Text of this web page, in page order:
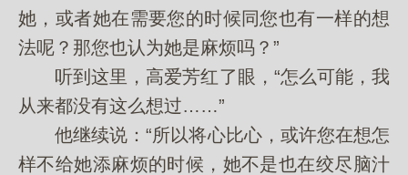
她，或者她在需要您的时候同您也有一样的想
法呢？那您也认为她是麻烦吗？”
听到这里，高爱芳红了眼，“怎么可能，我
从来都没有这么想过……”
他继续说：“所以将心比心，或许您在想怎
样不给她添麻烦的时候，她不是也在绞尽脑汁